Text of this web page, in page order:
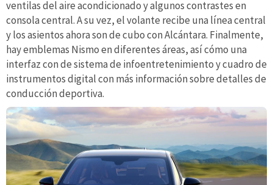
ventilas del aire acondicionado y algunos contrastes en
consola central. A su vez, el volante recibe una línea central
y los asientos ahora son de cubo con Alcántara. Finalmente,
hay emblemas Nismo en diferentes áreas, así cómo una
interfaz con de sistema de infoentretenimiento y cuadro de
instrumentos digital con más información sobre detalles de
conducción deportiva.